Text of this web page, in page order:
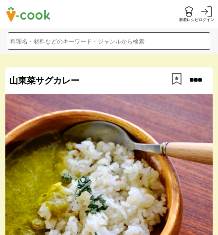
新着レシピログイン
料理名・材料などのキーワード・ジャンルから検索
山東菜サグカレー